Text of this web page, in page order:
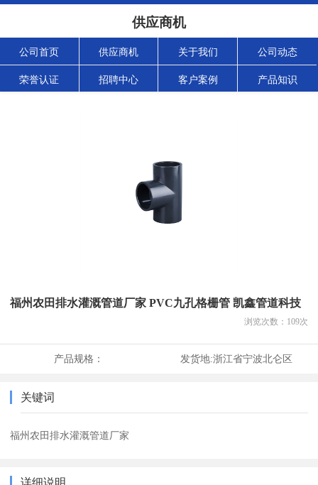
供应商机
公司首页 供应商机 关于我们 公司动态
荣誉认证 招聘中心 客户案例 产品知识
福州农田排水灌溉管道厂家 PVC九孔格栅管 凯鑫管道科技
浏览次数： 109次
产品规格： 发货地:浙江省宁波北仑区
关键词
福州农田排水灌溉管道厂家